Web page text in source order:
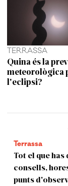
Terrassa
Tot el que
consells,
punts
TERRASSA
Quina és la
meteorològica
l'eclipsi?